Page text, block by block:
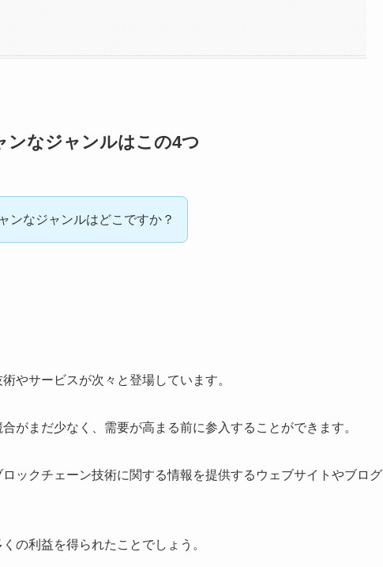
ンなジャンルはこの4つ
ンなジャンルはどこですか？
やサービスが次々と登場しています。
がまだ少なく、需要が高まる前に参入することができます。
ックチェーン技術に関する情報を提供するウェブサイトやブログ
の利益を得られたことでしょう。